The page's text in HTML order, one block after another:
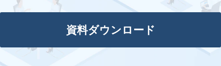
資料ダウンロード